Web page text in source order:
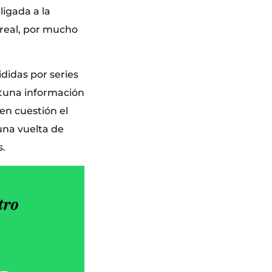
a la
por mucho
por series
información
cuestión el
vuelta de